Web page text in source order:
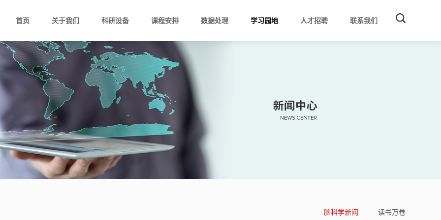
首页 关于我们 科研设备 课程安排 数据处理 学习园地 人才招聘 联系我们
脑科学新闻 读书万卷